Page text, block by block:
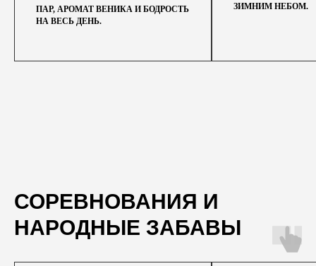
ПАР, АРОМАТ ВЕНИКА И БОДРОСТЬ
НА ВЕСЬ ДЕНЬ.
ЗИМНИМ НЕБОМ.
СОРЕВНОВАНИЯ И
НАРОДНЫЕ ЗАБАВЫ